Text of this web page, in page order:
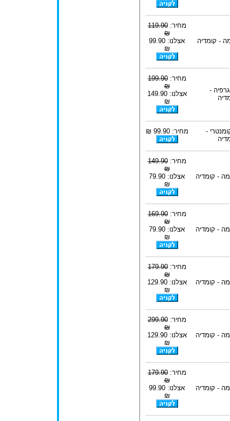
- קומדיה
מחיר:119.90
₪
אצלנו: 99.90
₪
-
מחיר:199.90
₪
אצלנו: 149.90
₪
-
מחיר: 99.90 ₪
- קומדיה
מחיר:149.90
₪
אצלנו: 79.90
₪
- קומדיה
מחיר:169.90
₪
אצלנו: 79.90
₪
- קומדיה
מחיר:179.90
₪
אצלנו: 129.90
₪
- קומדיה
מחיר:299.90
₪
אצלנו: 129.90
₪
- קומדיה
מחיר:179.90
₪
אצלנו: 99.90
₪